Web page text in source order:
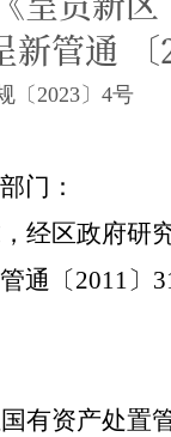
管通
〔2023〕4号
门：
经区政府研
通〔2011〕
有资产处置